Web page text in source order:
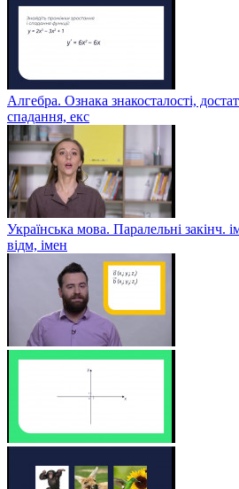
Алгебра. Ознака знакосталості,
спадання, екс
Українська мова. Паралельні закінч.
відм, імен